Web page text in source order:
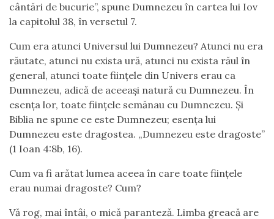
cântări de bucurie”, spune Dumnezeu în cartea lui Iov
la capitolul 38, în versetul 7.
Cum era atunci Universul lui Dumnezeu? Atunci nu era
răutate, atunci nu exista ură, atunci nu exista răul în
general, atunci toate ființele din Univers erau ca
Dumnezeu, adică de aceeași natură cu Dumnezeu. În
esența lor, toate ființele semănau cu Dumnezeu. Și
Biblia ne spune ce este Dumnezeu; esența lui
Dumnezeu este dragostea. „Dumnezeu este dragoste”
(1 Ioan 4:8b, 16).
Cum va fi arătat lumea aceea în care toate ființele
erau numai dragoste? Cum?
Vă rog, mai întâi, o mică paranteză. Limba greacă are